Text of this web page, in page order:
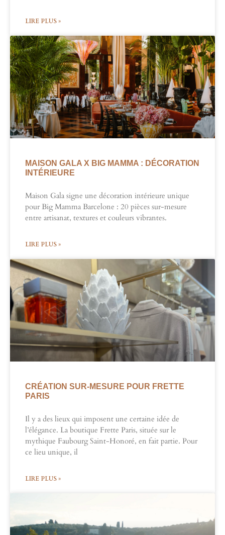
LIRE PLUS »
MAISON GALA X BIG MAMMA : DÉCORATION
INTÉRIEURE​
Maison Gala signe une décoration intérieure unique
pour Big Mamma Barcelone : 20 pièces sur-mesure
entre artisanat, textures et couleurs vibrantes.
LIRE PLUS »
CRÉATION SUR-MESURE POUR FRETTE
PARIS
Il y a des lieux qui imposent une certaine idée de
l’élégance. La boutique Frette Paris, située sur le
mythique Faubourg Saint-Honoré, en fait partie. Pour
ce lieu unique, il
LIRE PLUS »